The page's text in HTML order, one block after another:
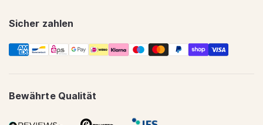
Sicher zahlen
Zahlungsmethoden
Bewährte Qualität